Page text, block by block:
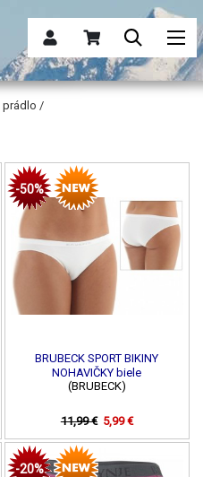
prádlo /
-50%
BRUBECK SPORT BIKINY
NOHAVIČKY biele
(BRUBECK)
11,99 € 5,99 €
-20%